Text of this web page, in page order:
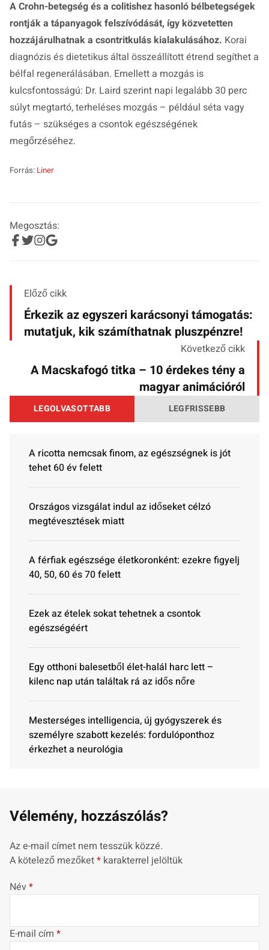
A Crohn-betegség és a colitishez hasonló bélbetegségek
rontják a tápanyagok felszívódását, így közvetetten
hozzájárulhatnak a csontritkulás kialakulásához. Korai
diagnózis és dietetikus által összeállított étrend segíthet a
bélfal regenerálásában. Emellett a mozgás is
kulcsfontosságú: Dr. Laird szerint napi legalább 30 perc
súlyt megtartó, terheléses mozgás – például séta vagy
futás – szükséges a csontok egészségének
megőrzéséhez.
Forrás: Liner
Megosztás:
Előző cikk
Érkezik az egyszeri karácsonyi támogatás:
mutatjuk, kik számíthatnak pluszpénzre!
Következő cikk
A Macskafogó titka – 10 érdekes tény a
magyar animációról
LEGOLVASOTTABB LEGFRISSEBB
A ricotta nemcsak finom, az egészségnek is jót
tehet 60 év felett
Országos vizsgálat indul az időseket célzó
megtévesztések miatt
A férfiak egészsége életkoronként: ezekre figyelj
40, 50, 60 és 70 felett
Ezek az ételek sokat tehetnek a csontok
egészségéért
Egy otthoni balesetből élet-halál harc lett –
kilenc nap után találtak rá az idős nőre
Mesterséges intelligencia, új gyógyszerek és
személyre szabott kezelés: fordulóponthoz
érkezhet a neurológia
Vélemény, hozzászólás?
Az e-mail címet nem tesszük közzé.
A kötelező mezőket* karakterrel jelöltük
Név*
E-mail cím *